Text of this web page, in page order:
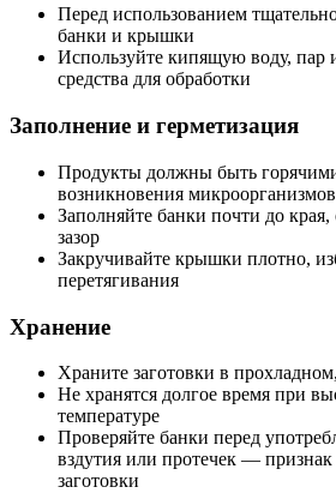
Перед использованием
банки и крышки
Используйте кипящую воду, пар
средства для обработки
Заполнение и герметизация
Продукты должны быть
возникновения микроорганизмов
Заполняйте банки почти до
зазор
Закручивайте крышки плотно,
перетягивания
Хранение
Храните заготовки в
Не хранятся долгое время при
температуре
Проверяйте банки перед
вздутия или протечек —
заготовки